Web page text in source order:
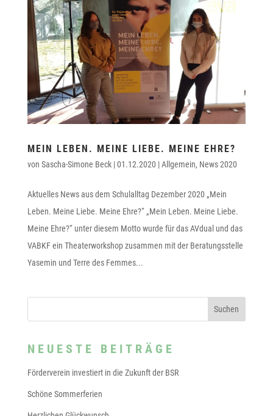
MEIN LEBEN. MEINE LIEBE. MEINE EHRE?
von Sascha-Simone Beck|01.12.2020 |Allgemein, News 2020
Aktuelles News aus dem Schulalltag Dezember 2020 „Mein
Leben. Meine Liebe. Meine Ehre?“ „Mein Leben. Meine Liebe.
Meine Ehre?“ unter diesem Motto wurde für das AVdual und das
VABKF ein Theaterworkshop zusammen mit der Beratungsstelle
Yasemin und Terre des Femmes...
NEUESTE BEITRÄGE
Förderverein investiert in die Zukunft der BSR
Schöne Sommerferien